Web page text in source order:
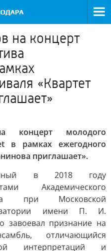
на концерт
«Квартет
концерт молодого
в рамках ежегодного
приглашает».
в 2018 году
Академического
при Московской
имени П. И.
завоевал признание на
отличающийся
интерпретаций и